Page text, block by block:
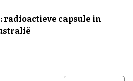
radioactieve capsule in